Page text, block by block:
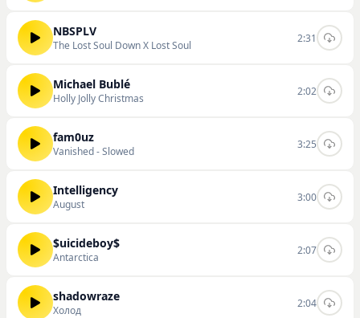
NBSPLV
The Lost Soul Down X Lost Soul
2:31
Michael Bublé
Holly Jolly Christmas
2:02
fam0uz
Vanished - Slowed
3:25
Intelligency
August
3:00
$uicideboy$
Antarctica
2:07
shadowraze
Холод
2:04